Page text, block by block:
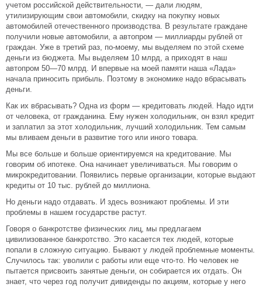
учетом российской действительности, — дали людям,
утилизирующим свои автомобили, скидку на покупку новых
автомобилей отечественного производства. В результате граждане
получили новые автомобили, а автопром — миллиарды рублей от
граждан. Уже в третий раз, по-моему, мы выделяем по этой схеме
деньги из бюджета. Мы выделяем 10 млрд, а приходят в наш
автопром 50—70 млрд. И впервые на моей памяти наша «Лада»
начала приносить прибыль. Поэтому в экономике надо вбрасывать
деньги.
Как их вбрасывать? Одна из форм — кредитовать людей. Надо идти
от человека, от гражданина. Ему нужен холодильник, он взял кредит
и заплатил за этот холодильник, лучший холодильник. Тем самым
мы вливаем деньги в развитие того или иного товара.
Мы все больше и больше ориентируемся на кредитование. Мы
говорим об ипотеке. Она начинает увеличиваться. Мы говорим о
микрокредитовании. Появились первые организации, которые выдают
кредиты от 10 тыс. рублей до миллиона.
Но деньги надо отдавать. И здесь возникают проблемы. И эти
проблемы в нашем государстве растут.
Говоря о банкротстве физических лиц, мы предлагаем
цивилизованное банкротство. Это касается тех людей, которые
попали в сложную ситуацию. Бывают у людей проблемные моменты.
Случилось так: уволили с работы или еще что-то. Но человек не
пытается присвоить занятые деньги, он собирается их отдать. Он
знает, что через год получит дивиденды по акциям, которые у него